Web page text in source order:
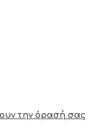
την όρασή σας